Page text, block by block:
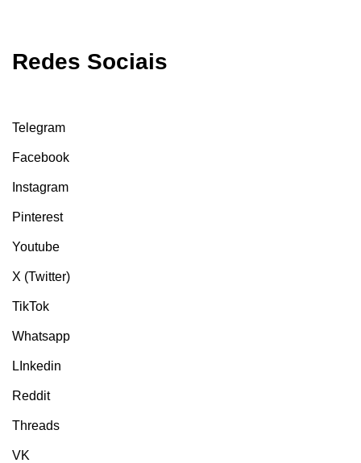
Redes Sociais
Telegram
Facebook
Instagram
Pinterest
Youtube
X (Twitter)
TikTok
Whatsapp
LInkedin
Reddit
Threads
VK